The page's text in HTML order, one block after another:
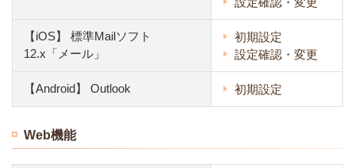
【iOS】 標準Mailソフト
12.x「メール」
初期設定
設定確認・変更
【Android】 Outlook 初期設定
Web機能